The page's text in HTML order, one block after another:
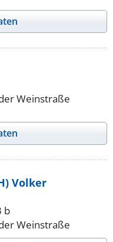
Weinstraße
Volker
b
Weinstraße